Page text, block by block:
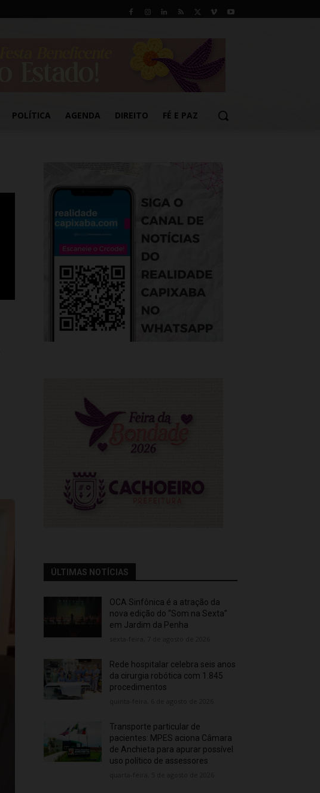
POLÍTICA AGENDA DIREITO FÉ E PAZ
ÚLTIMAS NOTÍCIAS
OCA Sinfônica é a atração da
nova edição do “Som na Sexta”
em Jardim da Penha
Rede hospitalar celebra seis anos
da cirurgia robótica com 1.845
procedimentos
Transporte particular de
pacientes: MPES aciona Câmara
de Anchieta para apurar possível
uso político de assessores